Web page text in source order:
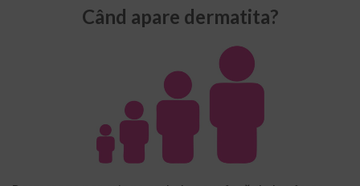
Când apare dermatita?